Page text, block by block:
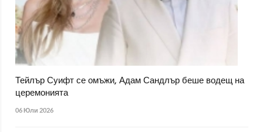
Тейлър Суифт се омъжи, Адам Сандлър беше водещ на
церемонията
06 Юли 2026